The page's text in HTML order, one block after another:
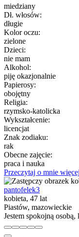
miedziany
Dł. włosów:
długie
Kolor oczu:
zielone
Dzieci:
nie mam
Alkohol:
piję okazjonalnie
Papierosy:
obojętny
Religia:
rzymsko-katolicka
Wykształcenie:
licencjat
Znak zodiaku:
rak
Obecne zajęcie:
praca i nauka
Przeczytaj o mnie
pantofelek3
kobieta, 47 lat
Piastów, mazowieckie
Jestem spokojną